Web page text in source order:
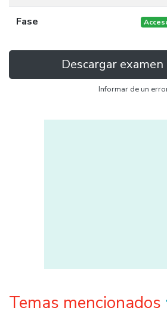
Fase
Descargar examen
Informar de un
Temas mencionados